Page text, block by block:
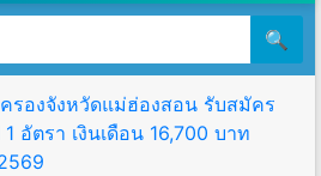
🔍
รองจังหวัดแม่ฮ่องสอน รับสมัคร
อัตรา เงินเดือน 16,700 บาท